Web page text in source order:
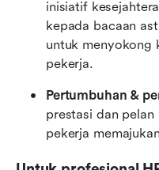
inisiatif
kepada bacaan
untuk menyokong
pekerja.
Pertumbuhan &
prestasi dan pelan
pekerja